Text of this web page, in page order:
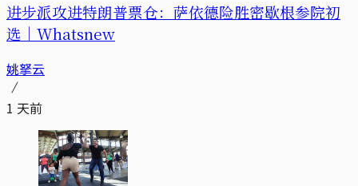
进步派攻进特朗普票仓：萨依德险胜密歇根参院初
选｜Whatsnew
姚拏云
1 天前